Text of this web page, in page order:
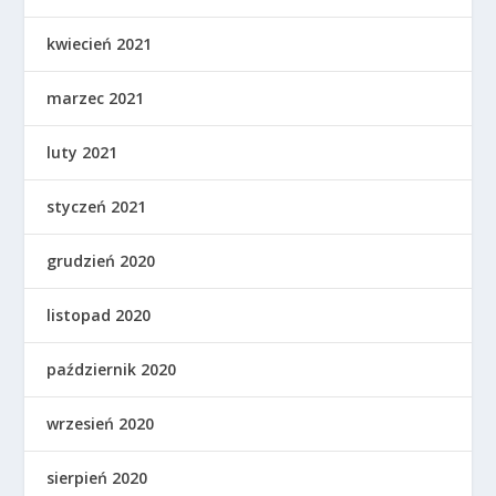
kwiecień 2021
marzec 2021
luty 2021
styczeń 2021
grudzień 2020
listopad 2020
październik 2020
wrzesień 2020
sierpień 2020